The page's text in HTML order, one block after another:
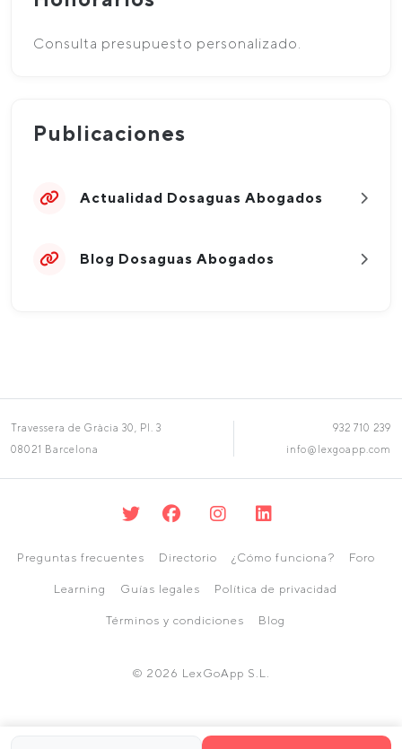
Consulta presupuesto personalizado.
Publicaciones
Actualidad Dosaguas Abogados
Blog Dosaguas Abogados
Travessera de Gràcia 30, Pl. 3
08021 Barcelona
932 710 239
info@lexgoapp.com
Preguntas frecuentes Directorio ¿Cómo funciona? Foro
Learning Guías legales Política de privacidad
Términos y condiciones Blog
© 2026 LexGoApp S.L.